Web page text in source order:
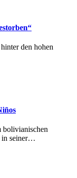
den hohen
bolivianischen
in seiner…